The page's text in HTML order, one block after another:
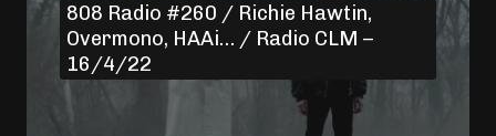
808 Radio #260 / Richie Hawtin,
Overmono, HAAi… / Radio CLM –
16/4/22